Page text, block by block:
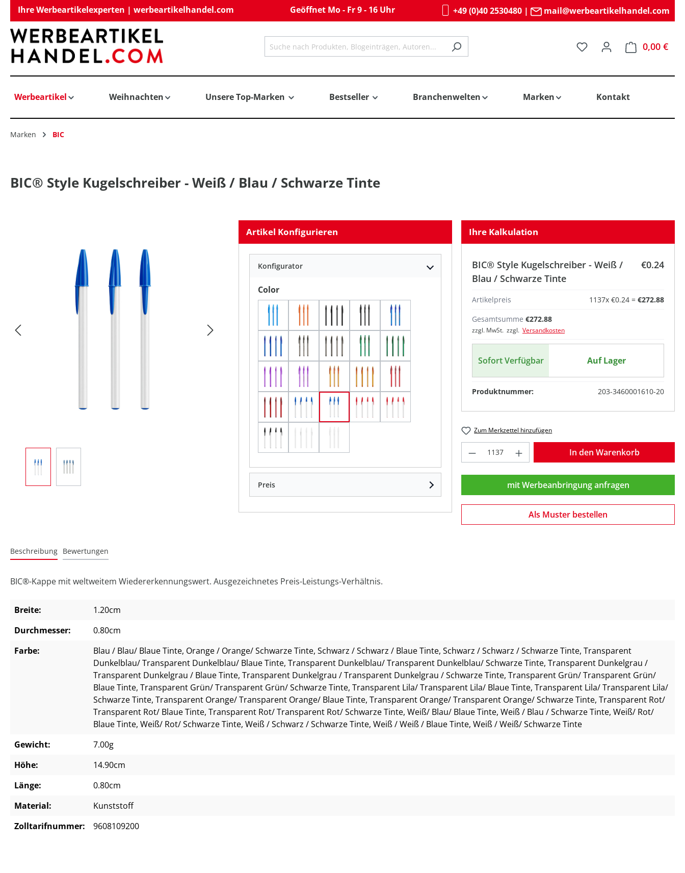
Zur Hauptnavigation springen
Ihre Werbeartikelexperten | werbeartikelhandel.com Geöffnet Mo - Fr 9 - 16 Uhr +49 (0)40 2530480| mail@werbeartikelhandel.com
Du hast 0 Produkte auf
0,00 €
Werbeartikel Weihnachten Unsere Top-Marken Bestseller Branchenwelten Marken Kontakt
Marken BIC
BIC® Style Kugelschreiber - Weiß / Blau / Schwarze Tinte
Artikel Konfigurieren
Konfigurator
Colorauswählen
Orange / Orange/ Schwarze Tinte
Schwarz / Schwarz / Blaue Tinte
Schwarz / Schwarz / Schwarze Tinte
Transparent Dunkelblau/ Transparent Dunkelblau/ Blaue Tinte
Transparent Dunkelblau/ Transparent Dunkelblau/ Schwarze Tinte
Transparent Dunkelgrau / Transparent Dunkelgrau / Blaue Tinte
Transparent Dunkelgrau / Transparent Dunkelgrau / Schwarze Tinte
Transparent Lila/ Transparent Lila/ Blaue Tinte
Transparent Lila/ Transparent Lila/ Schwarze Tinte
Transparent Orange/ Transparent Orange/ Blaue Tinte
Transparent Orange/ Transparent Orange/ Schwarze Tinte
Transparent Rot/ Transparent Rot/ Schwarze Tinte
Weiß/ Rot/ Schwarze Tinte
Preis
Ihre Kalkulation
BIC® Style Kugelschreiber - Weiß /
Blau / Schwarze Tinte
€0.24
Artikelpreis 1137x €0.24 = €272.88
Gesamtsumme €272.88
zzgl. MwSt. zzgl. Versandkosten
Sofort Verfügbar Auf Lager
Produktnummer: 203-3460001610-20
Zum Merkzettel hinzufügen
Produkt Anzahl: Gib denIn den Warenkorb
mit Werbeanbringung anfragen
Als Muster bestellen
Beschreibung Bewertungen
BIC®-Kappe mit weltweitem Wiedererkennungswert. Ausgezeichnetes Preis-Leistungs-Verhältnis.
Breite:
1.20cm
Durchmesser:
0.80cm
Farbe:
Blau / Blau/ Blaue Tinte, Orange / Orange/ Schwarze Tinte, Schwarz / Schwarz / Blaue Tinte, Schwarz / Schwarz / Schwarze Tinte, Transparent
Dunkelblau/ Transparent Dunkelblau/ Blaue Tinte, Transparent Dunkelblau/ Transparent Dunkelblau/ Schwarze Tinte, Transparent Dunkelgrau /
Transparent Dunkelgrau / Blaue Tinte, Transparent Dunkelgrau / Transparent Dunkelgrau / Schwarze Tinte, Transparent Grün/ Transparent Grün/
Blaue Tinte, Transparent Grün/ Transparent Grün/ Schwarze Tinte, Transparent Lila/ Transparent Lila/ Blaue Tinte, Transparent Lila/ Transparent Lila/
Schwarze Tinte, Transparent Orange/ Transparent Orange/ Blaue Tinte, Transparent Orange/ Transparent Orange/ Schwarze Tinte, Transparent Rot/
Transparent Rot/ Blaue Tinte, Transparent Rot/ Transparent Rot/ Schwarze Tinte, Weiß/ Blau/ Blaue Tinte, Weiß / Blau / Schwarze Tinte, Weiß/ Rot/
Blaue Tinte, Weiß/ Rot/ Schwarze Tinte, Weiß / Schwarz / Schwarze Tinte, Weiß / Weiß / Blaue Tinte, Weiß / Weiß/ Schwarze Tinte
Gewicht:
7.00g
Höhe:
14.90cm
Länge:
0.80cm
Material:
Kunststoff
Zolltarifnummer:
9608109200